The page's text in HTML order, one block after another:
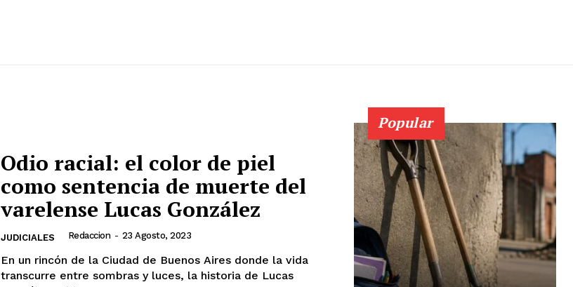
Odio racial: el color de piel
como sentencia de muerte del
varelense Lucas González
JUDICIALES Redaccion - 23 Agosto, 2023
En un rincón de la Ciudad de Buenos Aires donde la vida
transcurre entre sombras y luces, la historia de Lucas
Popular